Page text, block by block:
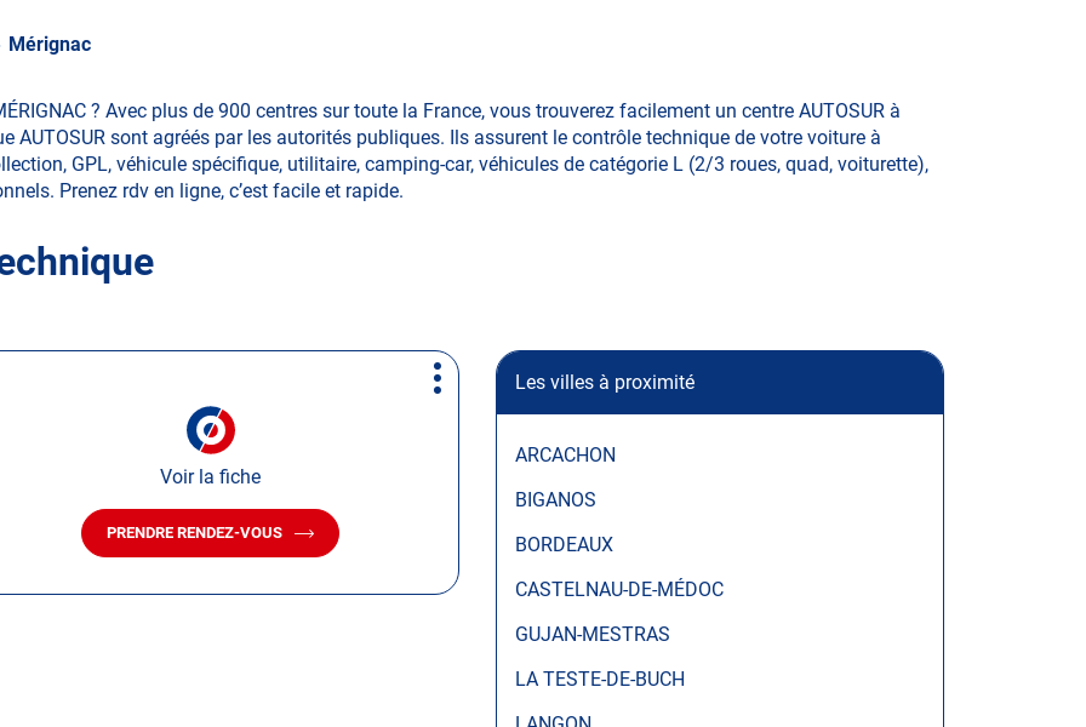
Mérignac
? Avec plus de 900 centres sur toute la France, vous trouverez facilement un centre AUTOSUR à
AUTOSUR sont agréés par les autorités publiques. Ils assurent le contrôle technique de votre voiture à
GPL, véhicule spécifique, utilitaire, camping-car, véhicules de catégorie L (2/3 roues, quad, voiturette),
Prenez rdv en ligne, c’est facile et rapide.
Les villes à proximité
ARCACHON
BIGANOS
BORDEAUX
CASTELNAU-DE-MÉDOC
GUJAN-MESTRAS
LA TESTE-DE-BUCH
Voir la fiche
PRENDRE RENDEZ-VOUS
AVEC
LE
Plus
d'options